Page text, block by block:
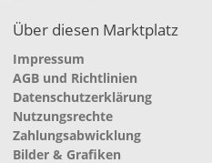
Über diesen Marktplatz
Impressum
AGB und Richtlinien
Datenschutzerklärung
Nutzungsrechte
Zahlungsabwicklung
Bilder & Grafiken